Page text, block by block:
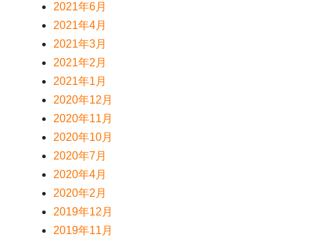
2021年6月
2021年4月
2021年3月
2021年2月
2021年1月
2020年12月
2020年11月
2020年10月
2020年7月
2020年4月
2020年2月
2019年12月
2019年11月